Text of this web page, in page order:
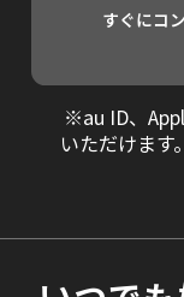
すぐにコ
※au ID、
いただけます